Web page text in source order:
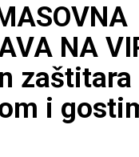
NA
zaštitara
i